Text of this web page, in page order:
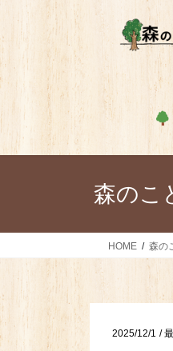
テ
ン
ツ
ゲ
ー
シ
森のこ
HOME 森の
2025/12/1 /